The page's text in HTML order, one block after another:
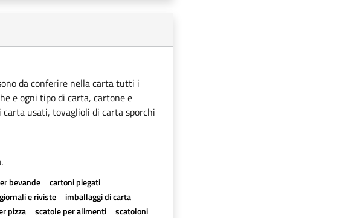
da conferire nella carta tutti i
e ogni tipo di carta, cartone e
usati, tovaglioli di carta sporchi
bevande
cartoni piegati
giornali e riviste
imballaggi di carta
pizza scatole per alimenti
scatoloni